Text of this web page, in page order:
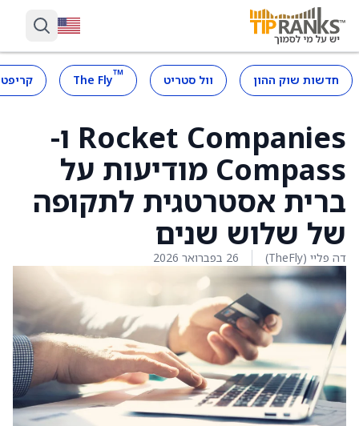
חדשות שוק ההון וול סטריט ™
The Fly
Rocket Companies ו-
Compass מודיעות על
ברית אסטרטגית לתקופה
של שלוש שנים
דה פליי (TheFly) 26 בפברואר 2026